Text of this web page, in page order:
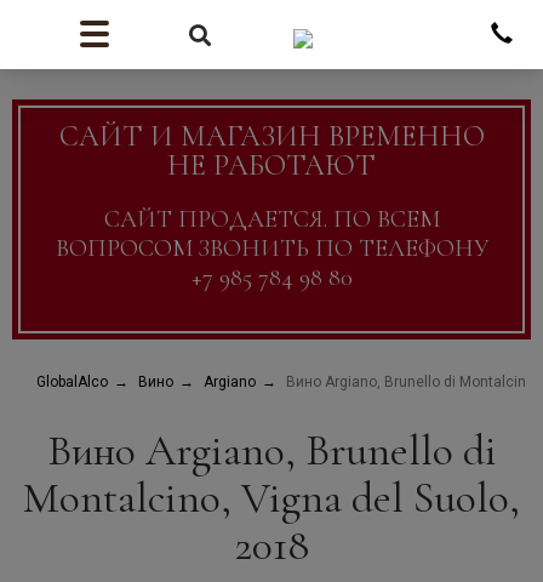
САЙТ И МАГАЗИН ВРЕМЕННО
НЕ РАБОТАЮТ
САЙТ ПРОДАЕТСЯ. ПО ВСЕМ
ВОПРОСОМ ЗВОНИТЬ ПО ТЕЛЕФОНУ
+7 985 784 98 80
GlobalAlco Вино Argiano Вино Argiano, Brunello di Montalcino,
Вино Argiano, Brunello di
Montalcino, Vigna del Suolo,
2018